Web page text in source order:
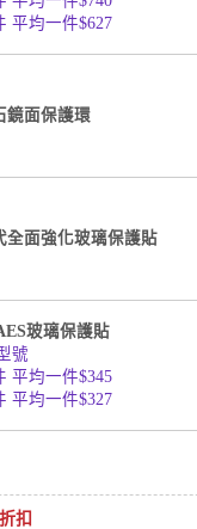
平均一件$627
鏡面保護環
全面強化玻璃保護貼
玻璃保護貼
號
平均一件$345
平均一件$327
扣